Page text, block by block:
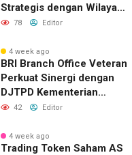
Strategis dengan Wilayah
Sverdlovsk, Rusia untuk
78 Editor
4 week ago
BRI Branch Office Veteran
Perkuat Sinergi dengan
DJTPD Kementerian
Komdigi RI melalui
Layanan BRI
42 Editor
4 week ago
Trading Token Saham AS